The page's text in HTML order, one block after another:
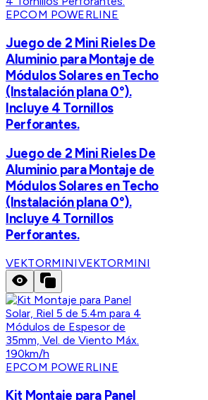
EPCOM POWERLINE
Juego de 2 Mini Rieles De
Aluminio para Montaje de
Módulos Solares en Techo
(Instalación plana 0°).
Incluye 4 Tornillos
Perforantes.
Juego de 2 Mini Rieles De
Aluminio para Montaje de
Módulos Solares en Techo
(Instalación plana 0°).
Incluye 4 Tornillos
Perforantes.
VEKTORMINIVEKTORMINI
EPCOM POWERLINE
Kit Montaje para Panel